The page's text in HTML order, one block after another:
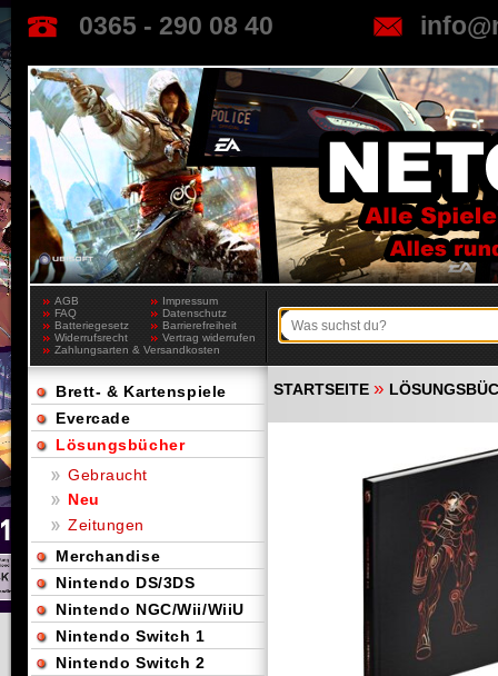
0365 - 290 08 40
AGB
Impressum
FAQ
Datenschutz
Batteriegesetz
Barrierefreiheit
Widerrufsrecht
Vertrag widerrufen
Zahlungsarten & Versandkosten
STARTSEITE »
Brett- & Kartenspiele
Evercade
Lösungsbücher
Gebraucht
Neu
Zeitungen
Merchandise
Nintendo DS/3DS
Nintendo NGC/Wii/WiiU
Nintendo Switch 1
Nintendo Switch 2